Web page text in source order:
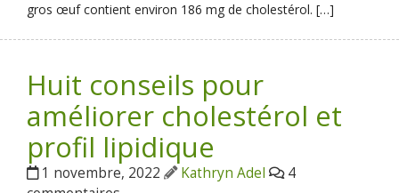
gros œuf contient environ 186 mg de cholestérol. […]
Huit conseils pour
améliorer cholestérol et
profil lipidique
1 novembre, 2022 Kathryn Adel
4